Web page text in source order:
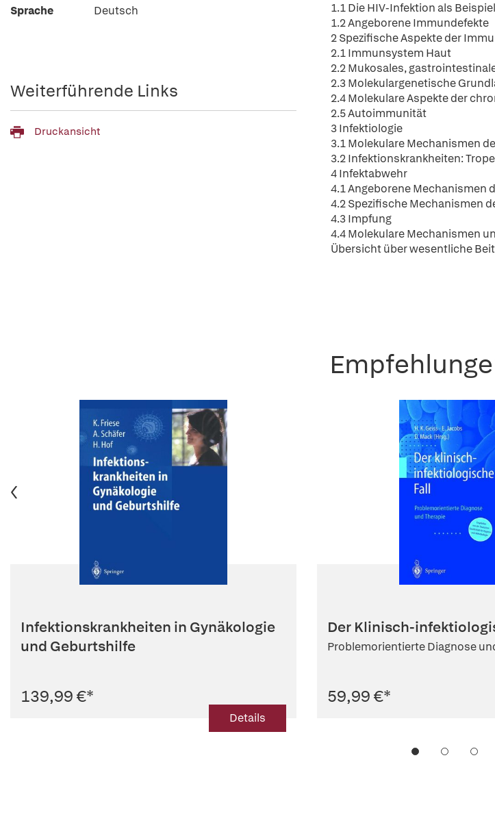
1.1 Die HIV-Infektion als
1.2 Angeborene Immundefekte
2 Spezifische Aspekte der
2.1 Immunsystem Haut
2.2 Mukosales,
2.3 Molekulargenetische
2.4 Molekulare Aspekte der
2.5 Autoimmunität
3 Infektiologie
3.1 Molekulare Mechanismen
3.2 Infektionskrankheiten:
4 Infektabwehr
4.1 Angeborene Mechanismen
4.2 Spezifische Mechanismen
4.3 Impfung
4.4 Molekulare Mechanismen
Übersicht über wesentliche
Sprache
Deutsch
Weiterführende Links
Druckansicht
Infektionskrankheiten in Gynäkologie
und Geburtshilfe
139,99 €*
Details
Der Klinisch-
Problemorientierte Diagnose
59,99 €*